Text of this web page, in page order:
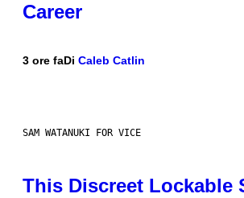
Career
3 ore faDi Caleb Catlin
SAM WATANUKI FOR VICE
This Discreet Lockable